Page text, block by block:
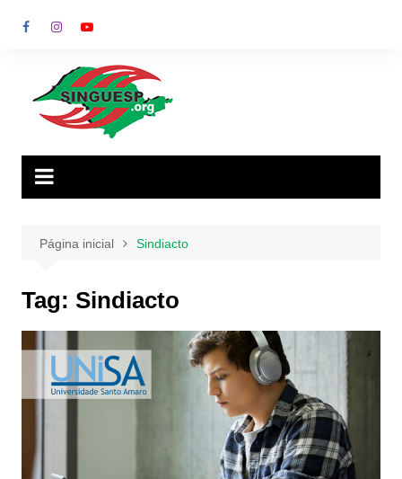
para
Página inicial Sindiacto
Tag: Sindiacto